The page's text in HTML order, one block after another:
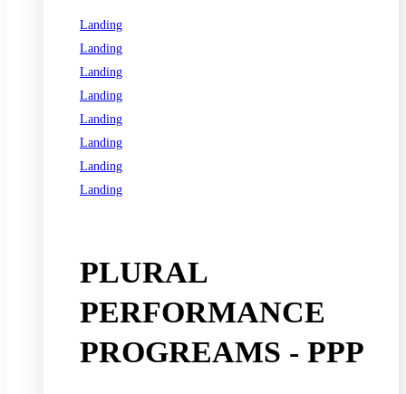
Landing
Landing
Landing
Landing
Landing
Landing
Landing
Landing
PLURAL
PERFORMANCE
PROGREAMS - PPP